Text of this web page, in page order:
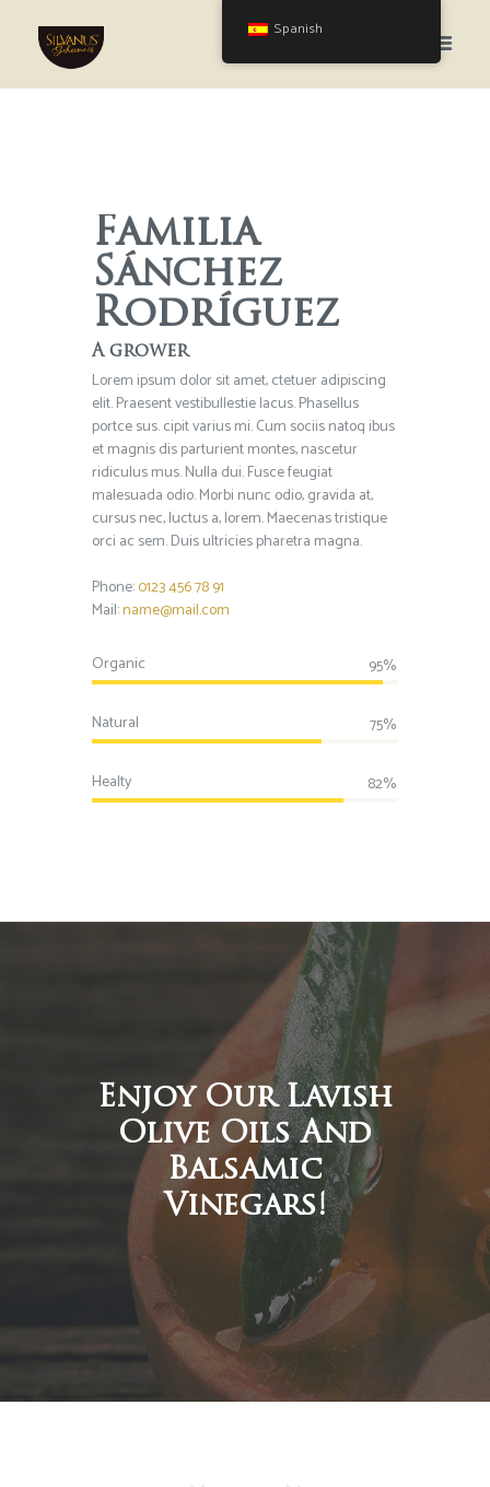
Familia
Sánchez
Rodríguez
A grower
Lorem ipsum dolor sit amet, ctetuer adipiscing
elit. Praesent vestibullestie lacus. Phasellus
portce sus. cipit varius mi. Cum sociis natoq ibus
et magnis dis parturient montes, nascetur
ridiculus mus. Nulla dui. Fusce feugiat
malesuada odio. Morbi nunc odio, gravida at,
cursus nec, luctus a, lorem. Maecenas tristique
orci ac sem. Duis ultricies pharetra magna.
Phone:0123 456 78 91
Mail:name@mail.com
Organic 95%
Natural 75%
Healty 82%
Enjoy Our Lavish
Olive Oils And
Balsamic
Vinegars!
Spanish